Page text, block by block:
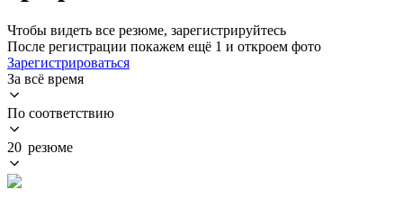
Чтобы видеть все резюме, зарегистрируйтесь
После регистрации покажем ещё 1 и откроем фото
Зарегистрироваться
За всё время
По соответствию
20 резюме